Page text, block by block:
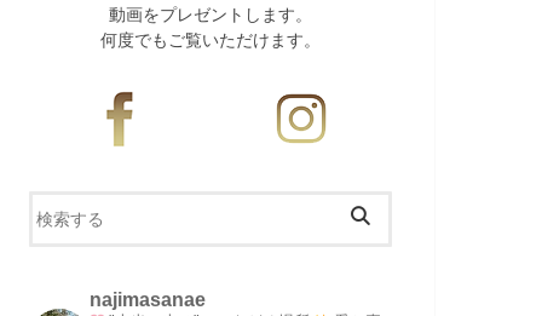
動画をプレゼントします。
何度でもご覧いただけます。
najimasanae